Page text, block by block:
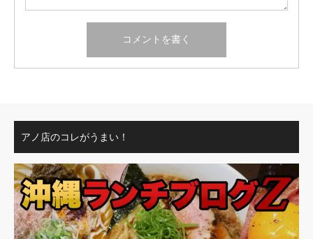
アノ店のコレがうまい！